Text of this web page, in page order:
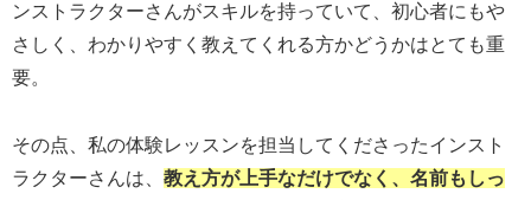
ンストラクターさんがスキルを持っていて、初心者にもや
さしく、わかりやすく教えてくれる方かどうかはとても重
要。
その点、私の体験レッスンを担当してくださったインスト
ラクターさんは、 教え方が上手なだけでなく、名前もしっ